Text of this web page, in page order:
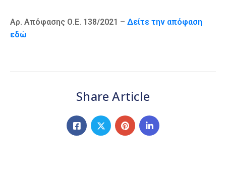
Αρ. Απόφασης Ο.Ε. 138/2021 – Δείτε την απόφαση
εδώ
Share Article